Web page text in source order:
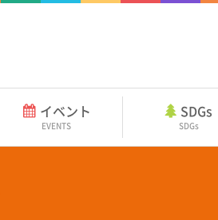
イベント
EVENTS
SDGs
SDGs